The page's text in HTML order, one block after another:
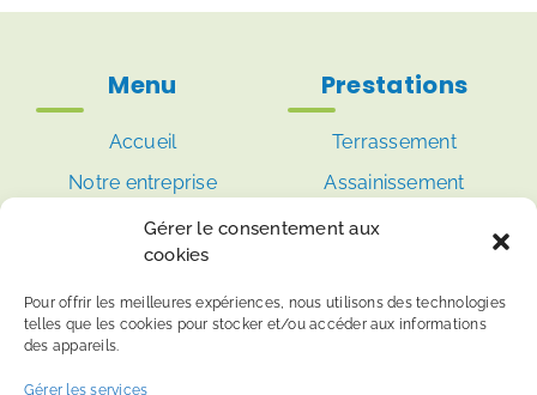
Gérer le consentement aux
cookies
Pour offrir les meilleures expériences, nous utilisons des technologies
telles que les cookies pour stocker et/ou accéder aux informations
des appareils.
Gérer les services
Menu
Accueil
Notre entreprise
TP
Réalisations
Contact
Prestations
Terrassement
Assainissement
Récupérateur d’eau
extérieur
VRD